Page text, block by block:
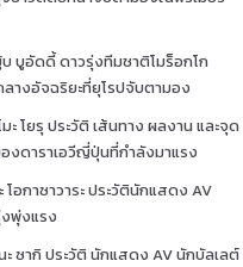
บูอัดดี้ ดาวรุ่งทีมชาติโมร็อกโก
างอัจฉริยะที่ยุโรปจับตามอง
ะ โยรุ ประวัติ เส้นทาง ผลงาน และจุด
งดาราเอวีญี่ปุ่นที่กำลังมาแรง
โอกาซาวาระ ประวัตินักแสดง AV
พุ่งแรง
ะ ซากิ ประวัติ นักแสดง AV นักบัลเลต์